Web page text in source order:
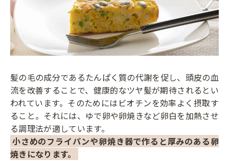
髪の毛の成分であるたんぱく質の代謝を促し、頭皮の血
流を改善することで、健康的なツヤ髪が期待されるとい
われています。そのためにはビオチンを効率よく摂取す
ること。それには、ゆで卵や卵焼きなど卵白を加熱させ
る調理法が適しています。
小さめのフライパンや卵焼き器で作ると厚みのある卵
焼きになります。